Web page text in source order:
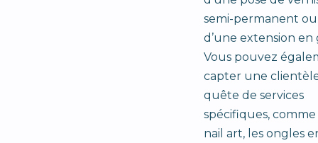
semi-permanent ou
d’une extension en
Vous pouvez
capter une
quête de services
spécifiques,
nail art, les ongles